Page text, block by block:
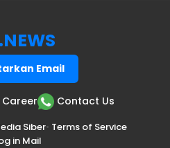
.NEWS
Email
Career Contact Us
Siber• Terms of Service
in Mail